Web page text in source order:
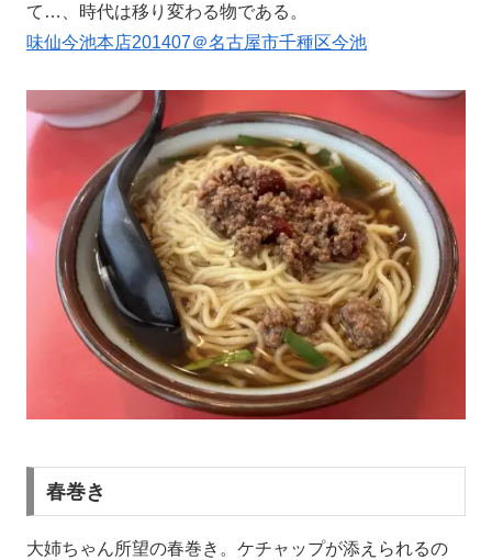
て…、時代は移り変わる物である。
味仙今池本店201407＠名古屋市千種区今池
春巻き
大姉ちゃん所望の春巻き。ケチャップが添えられるの